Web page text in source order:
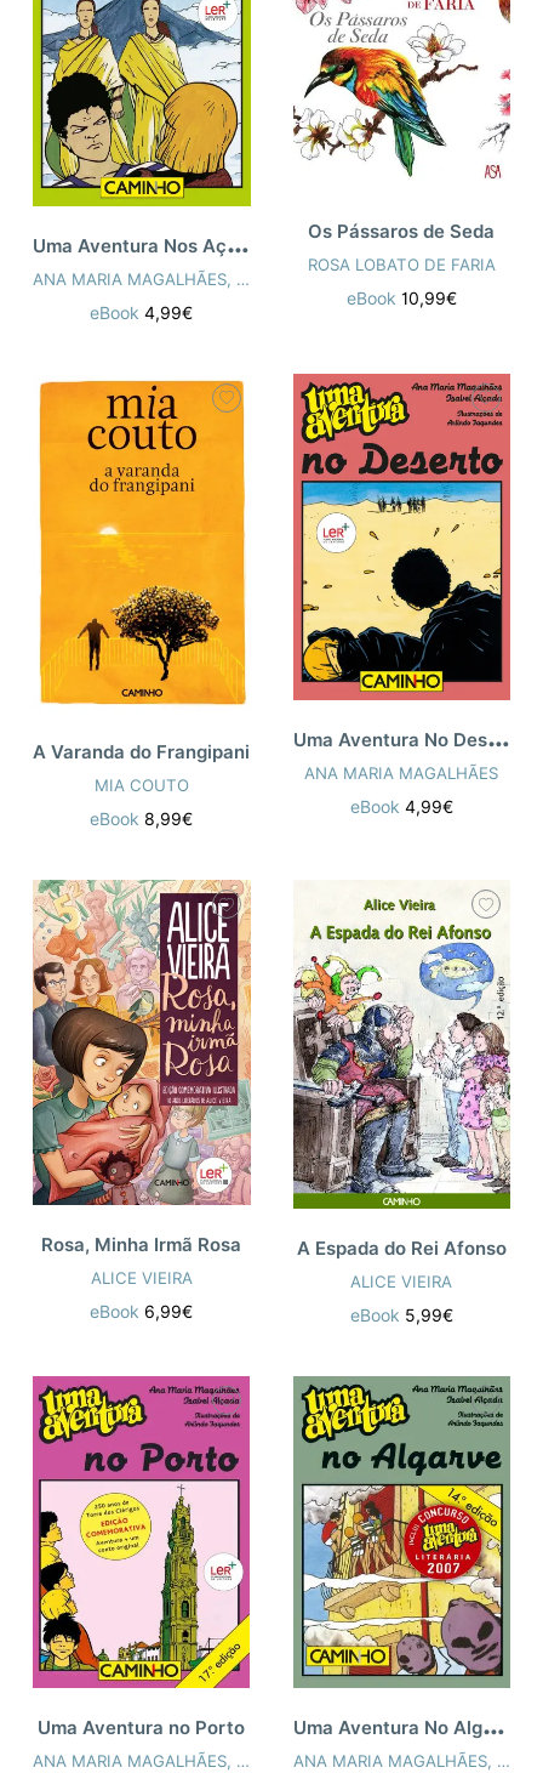
U
ma Aventura Nos Açores
ANA MARIA MAGALHÃES, ISABEL ALÇADA
eBook4,99€
Os Pássaros de Seda
ROSA LOBATO DE FARIA
eBook 10,99€
A Varanda do Frangipani
MIA COUTO
eBook8,99€
U
ma Aventura No Deserto
ANA MARIA MAGALHÃES
eBook 4,99€
Rosa, Minha Irmã Rosa
ALICE VIEIRA
eBook 6,99€
A Espada do Rei Afonso
ALICE VIEIRA
eBook 5,99€
Uma Aventura no Porto
ANA MARIA MAGALHÃES, ISABEL ALÇADA
U
ma Aventura No Algarve
ANA MARIA MAGALHÃES,